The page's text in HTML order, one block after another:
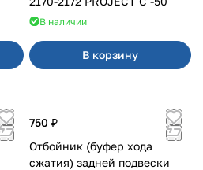
В наличии
В корзину
750 ₽
Отбойник (буфер хода
сжатия) задней подвески